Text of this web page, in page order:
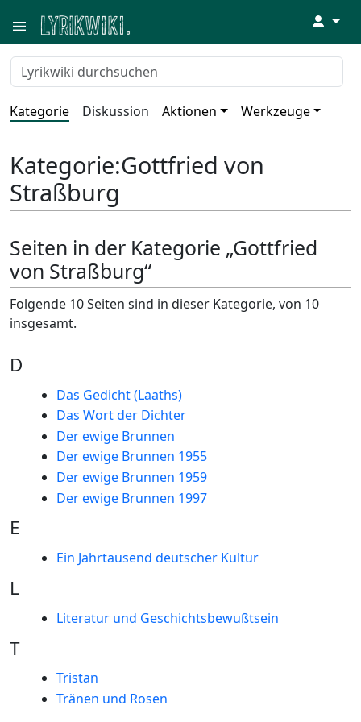
↓
Kategorie Diskussion Aktionen Werkzeuge
Kategorie:Gottfried von
Straßburg
Seiten in der Kategorie „Gottfried
von Straßburg“
Folgende 10 Seiten sind in dieser Kategorie, von 10
insgesamt.
D
Das Gedicht (Laaths)
Das Wort der Dichter
Der ewige Brunnen
Der ewige Brunnen 1955
Der ewige Brunnen 1959
Der ewige Brunnen 1997
E
Ein Jahrtausend deutscher Kultur
L
Literatur und Geschichtsbewußtsein
T
Tristan
Tränen und Rosen